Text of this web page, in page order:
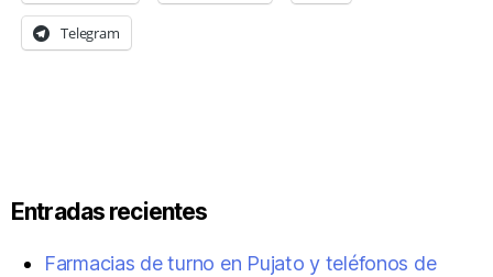
Telegram
Entradas recientes
Farmacias de turno en Pujato y teléfonos de